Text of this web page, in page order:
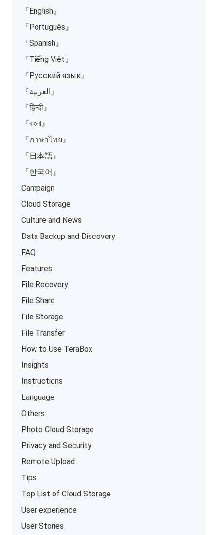
『English』
『Português』
『Spanish』
『Tiếng Việt』
『Русский язык』
『العربية』
『हिन्दी』
『বাংলা』
『ภาษาไทย』
『日本語』
『한국어』
Campaign
Cloud Storage
Culture and News
Data Backup and Discovery
FAQ
Features
File Recovery
File Share
File Storage
File Transfer
How to Use TeraBox
Insights
Instructions
Language
Others
Photo Cloud Storage
Privacy and Security
Remote Upload
Tips
Top List of Cloud Storage
User experience
User Stories